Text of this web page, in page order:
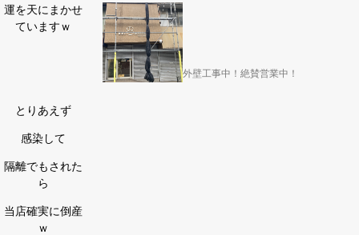
運を天にまかせ
ていますｗ
とりあえず
感染して
隔離でもされた
ら
当店確実に倒産
ｗ
外壁工事中！絶賛営業中！